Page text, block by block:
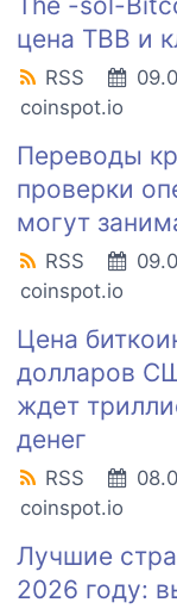
цена TBB и
RSS
coinspot.io
Переводы
проверки
могут
RSS
coinspot.io
Цена
долларов
ждет
денег
RSS
coinspot.io
Лучшие
2026 году: